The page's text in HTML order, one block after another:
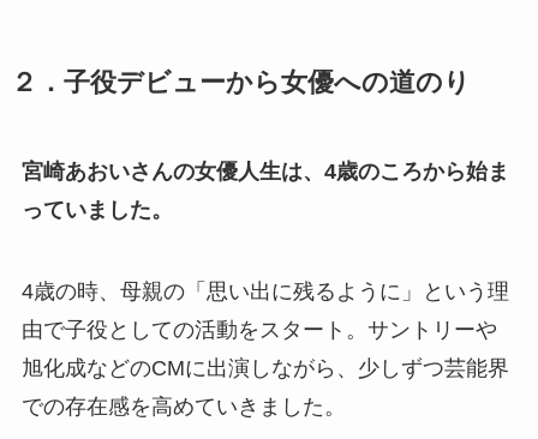
２．子役デビューから女優への道のり
宮崎あおいさんの女優人生は、4歳のころから始ま
っていました。
4歳の時、母親の「思い出に残るように」という理
由で子役としての活動をスタート。サントリーや
旭化成などのCMに出演しながら、少しずつ芸能界
での存在感を高めていきました。